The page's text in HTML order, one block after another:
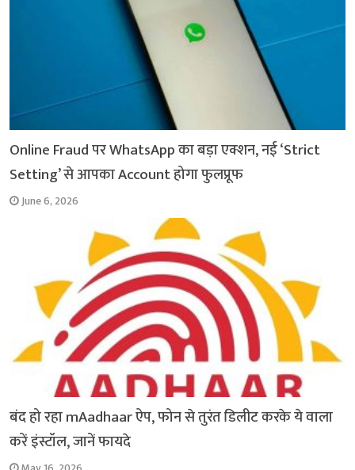
Online Fraud पर WhatsApp का बड़ा एक्शन, नई ‘Strict
Setting’ से आपका Account होगा फुलप्रूफ
June 6, 2026
बंद हो रहा mAadhaar ऐप, फोन से तुरंत डिलीट करके ये वाला
करें इंस्टॉल, जानें फायदे